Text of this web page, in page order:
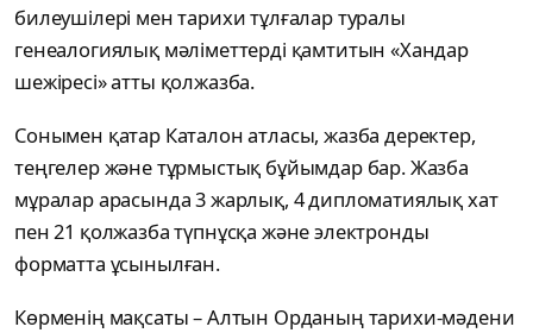
билеушілері мен тарихи тұлғалар туралы
генеалогиялық мәліметтерді қамтитын «Хандар
шежіресі» атты қолжазба.
Сонымен қатар Каталон атласы, жазба деректер,
теңгелер және тұрмыстық бұйымдар бар. Жазба
мұралар арасында 3 жарлық, 4 дипломатиялық хат
пен 21 қолжазба түпнұсқа және электронды
форматта ұсынылған.
Көрменің мақсаты – Алтын Орданың тарихи-мәдени